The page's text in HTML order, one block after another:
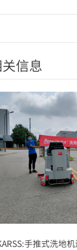
信息
手推式洗地